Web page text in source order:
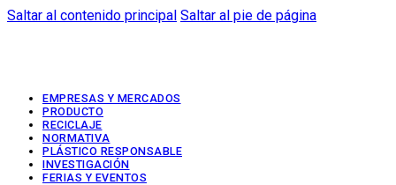
Saltar al contenido principal Saltar al pie de página
EMPRESAS Y MERCADOS
PRODUCTO
RECICLAJE
NORMATIVA
PLÁSTICO RESPONSABLE
INVESTIGACIÓN
FERIAS Y EVENTOS